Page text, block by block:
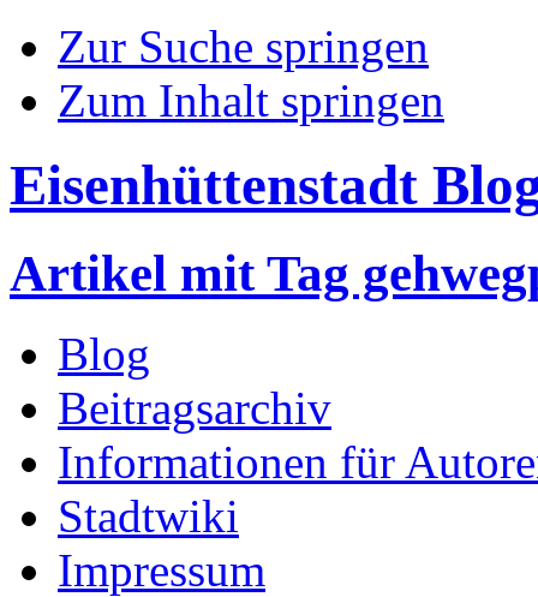
Zur Suche springen
Zum Inhalt springen
Eisenhüttenstadt
Artikel mit Tag
Blog
Beitragsarchiv
Informationen für
Stadtwiki
Impressum